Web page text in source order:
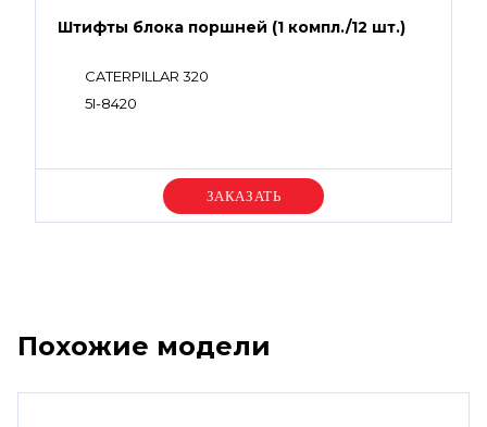
Штифты блока поршней (1 компл./12 шт.)
CATERPILLAR 320
5I-8420
Уточняйте цену
Похожие модели